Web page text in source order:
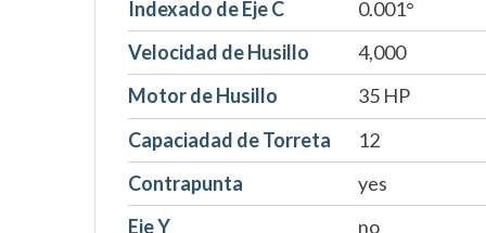
Indexado de Eje C
0.001°
Velocidad de Husillo
4,000
Motor de Husillo
35 HP
Capaciadad de Torreta
12
Contrapunta
yes
Eje Y
no